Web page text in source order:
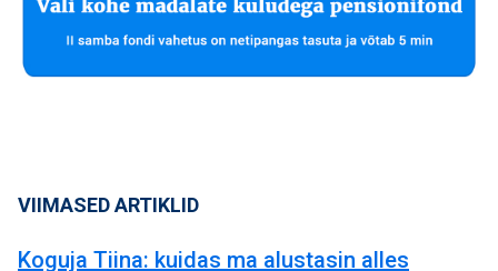
VIIMASED ARTIKLID
Koguja Tiina: kuidas ma alustasin alles